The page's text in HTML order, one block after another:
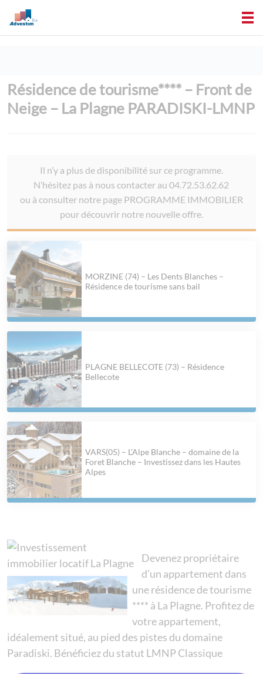
Résidence de tourisme**** – Front de
Neige – La Plagne PARADISKI-LMNP
Il n’y a plus de disponibilité sur ce programme.
N’hésitez pas à nous contacter au 04.72.53.62.62
ou à consulter notre page PROGRAMME IMMOBILIER
pour découvrir notre nouvelle offre.
MORZINE (74) – Les Dents Blanches –
Résidence de tourisme sans bail
PLAGNE BELLECOTE (73) – Résidence
Bellecote
VARS(05) – L’Alpe Blanche – domaine de la
Foret Blanche – Investissez dans les Hautes
Alpes
Devenez propriétaire
d’un appartement dans
une résidence de tourisme
**** à La Plagne. Profitez de
votre appartement,
idéalement situé, au pied des pistes du domaine
Paradiski. Bénéficiez du statut LMNP Classique